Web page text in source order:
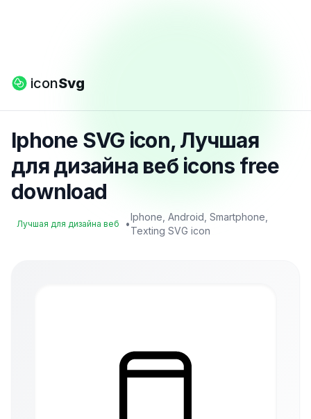
iconSvg
Iphone SVG icon, Лучшая
для дизайна веб icons free
download
Лучшая для дизайна веб •
Iphone, Android, Smartphone,
Texting SVG icon